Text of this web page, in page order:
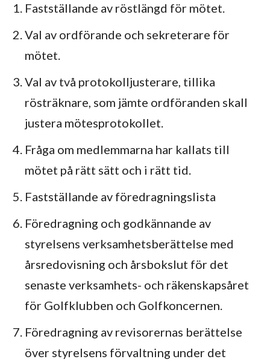
Fastställande av röstlängd för mötet.
Val av ordförande och sekreterare för
mötet.
Val av två protokolljusterare, tillika
rösträknare, som jämte ordföranden skall
justera mötesprotokollet.
Fråga om medlemmarna har kallats till
mötet på rätt sätt och i rätt tid.
Fastställande av föredragningslista
Föredragning och godkännande av
styrelsens verksamhetsberättelse med
årsredovisning och årsbokslut för det
senaste verksamhets- och räkenskapsåret
för Golfklubben och Golfkoncernen.
Föredragning av revisorernas berättelse
över styrelsens förvaltning under det